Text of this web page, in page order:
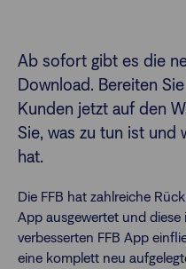
Ab sofort gibt es die
Download. Bereiten
Kunden jetzt auf den
Sie, was zu tun ist und
hat.
Die FFB hat zahlreiche
App ausgewertet und
verbesserten FFB App
eine komplett neu